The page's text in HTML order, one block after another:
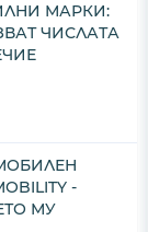
МАРКИ:
ЧИСЛАТА
-
МУ